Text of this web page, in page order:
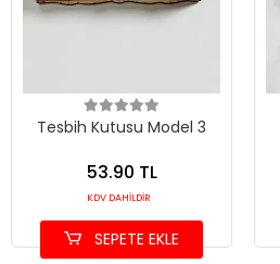
Tesbih Kutusu Model 3
53.90 TL
KDV DAHİLDİR
SEPETE EKLE